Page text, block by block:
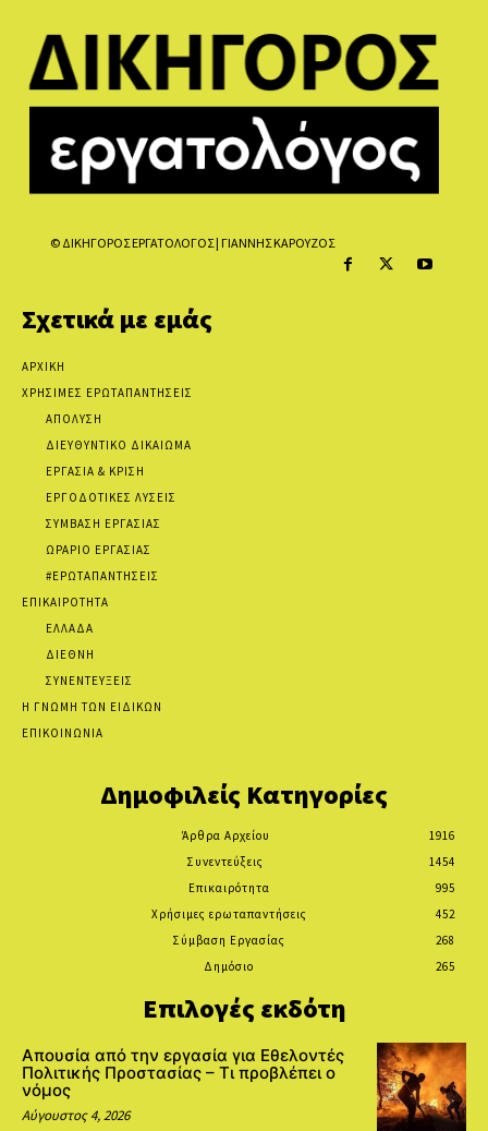
© ΔΙΚΗΓΟΡΟΣ ΕΡΓΑΤΟΛΟΓΟΣ | ΓΙΑΝΝΗΣ ΚΑΡΟΥΖΟΣ
Σχετικά με εμάς
ΑΡΧΙΚΗ
ΧΡΗΣΙΜΕΣ ΕΡΩΤΑΠΑΝΤΗΣΕΙΣ
ΑΠΟΛΥΣΗ
ΔΙΕΥΘΥΝΤΙΚΟ ΔΙΚΑΙΩΜΑ
ΕΡΓΑΣΙΑ & ΚΡΙΣΗ
ΕΡΓΟΔΟΤΙΚΕΣ ΛΥΣΕΙΣ
ΣΥΜΒΑΣΗ ΕΡΓΑΣΙΑΣ
ΩΡΑΡΙΟ ΕΡΓΑΣΙΑΣ
#ΕΡΩΤΑΠΑΝΤΗΣΕΙΣ
ΕΠΙΚΑΙΡΟΤΗΤΑ
ΕΛΛΑΔΑ
ΔΙΕΘΝΗ
ΣΥΝΕΝΤΕΥΞΕΙΣ
Η ΓΝΩΜΗ ΤΩΝ ΕΙΔΙΚΩΝ
ΕΠΙΚΟΙΝΩΝΙΑ
Δημοφιλείς Κατηγορίες
Άρθρα Αρχείου
1916
Συνεντεύξεις
1454
Επικαιρότητα
995
Χρήσιμες ερωταπαντήσεις
452
Σύμβαση Εργασίας
268
Δημόσιο
265
Επιλογές εκδότη
Απουσία από την εργασία για Εθελοντές
Πολιτικής Προστασίας – Τι προβλέπει ο
νόμος
Αύγουστος 4, 2026